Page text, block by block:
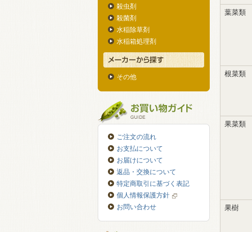
殺虫剤
殺菌剤
水稲除草剤
水稲箱処理剤
その他
ご注文の流れ
お支払について
お届けについて
返品・交換について
特定商取引に基づく表記
個人情報保護方針
お問い合わせ
葉菜類
根菜類
果菜類
果樹